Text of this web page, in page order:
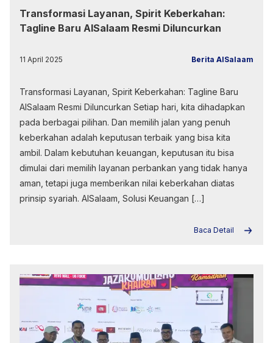
Transformasi Layanan, Spirit Keberkahan:
Tagline Baru AlSalaam Resmi Diluncurkan
11 April 2025 Berita AlSalaam
Transformasi Layanan, Spirit Keberkahan: Tagline Baru
AlSalaam Resmi Diluncurkan Setiap hari, kita dihadapkan
pada berbagai pilihan. Dan memilih jalan yang penuh
keberkahan adalah keputusan terbaik yang bisa kita
ambil. Dalam kebutuhan keuangan, keputusan itu bisa
dimulai dari memilih layanan perbankan yang tidak hanya
aman, tetapi juga memberikan nilai keberkahan diatas
prinsip syariah. AlSalaam, Solusi Keuangan […]
Baca Detail